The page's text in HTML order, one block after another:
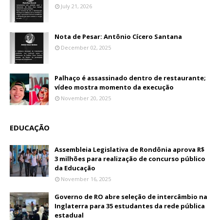
July 21, 2026
Nota de Pesar: Antônio Cícero Santana
December 02, 2025
Palhaço é assassinado dentro de restaurante;
vídeo mostra momento da execução
November 20, 2025
EDUCAÇÃO
Assembleia Legislativa de Rondônia aprova R$
3 milhões para realização de concurso público
da Educação
November 16, 2025
Governo de RO abre seleção de intercâmbio na
Inglaterra para 35 estudantes da rede pública
estadual